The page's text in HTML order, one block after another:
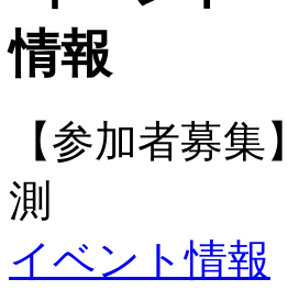
【参加者募
測
イベント情報